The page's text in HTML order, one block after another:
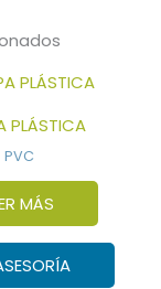
PLÁSTICA
PVC
MÁS